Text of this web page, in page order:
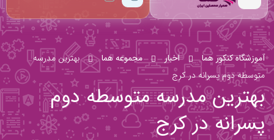
آموزشگاه کنکور هما اخبار مجموعه هما
بهترین مدرسه
متوسطه دوم پسرانه در کرج
بهترین مدرسه متوسطه دوم
پسرانه در کرج